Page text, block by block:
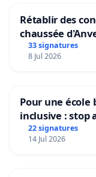
Rétablir des
chaussée
33 signatures
8 Jul 2026
Pour une
inclusive : stop
primaire
22 signatures
14 Jul 2026